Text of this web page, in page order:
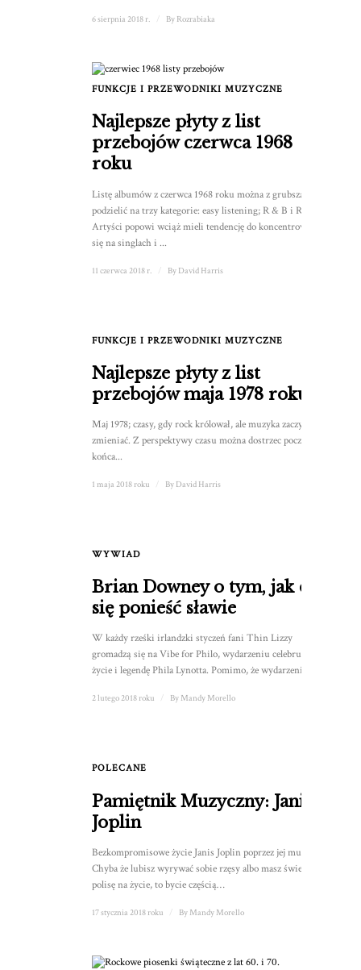
6 sierpnia 2018 r. By Rozrabiaka
FUNKCJE I PRZEWODNIKI MUZYCZNE
Najlepsze płyty z list
przebojów czerwca 1968
roku
Listę albumów z czerwca 1968 roku można z grubsza
podzielić na trzy kategorie: easy listening; R & B i Rock.
Artyści popowi wciąż mieli tendencję do koncentrowania
się na singlach i ...
11 czerwca 2018 r. By David Harris
FUNKCJE I PRZEWODNIKI MUZYCZNE
Najlepsze płyty z list
przebojów maja 1978 roku
Maj 1978; czasy, gdy rock królował, ale muzyka zaczynała się
zmieniać. Z perspektywy czasu można dostrzec początek
końca...
1 maja 2018 roku By David Harris
WYWIAD
Brian Downey o tym, jak dał
się ponieść sławie
W każdy rześki irlandzki styczeń fani Thin Lizzy
gromadzą się na Vibe for Philo, wydarzeniu celebrującym
życie i legendę Phila Lynotta. Pomimo, że wydarzenie...
2 lutego 2018 roku By Mandy Morello
POLECANE
Pamiętnik Muzyczny: Janis
Joplin
Bezkompromisowe życie Janis Joplin poprzez jej muzykę.
Chyba że lubisz wyrywać sobie rzęsy albo masz świetną
polisę na życie, to bycie częścią…
17 stycznia 2018 roku By Mandy Morello